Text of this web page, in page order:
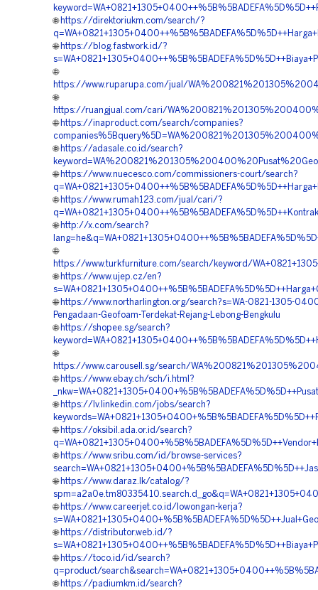
🌐 https://direktoriukm.com/search/?
🌐 https://blog.fastwork.id/?
🌐
https://www.ruparupa.com/jual/
🌐
https://ruangjual.com/cari/
🌐 https://inaproduct.com/search/companies?
🌐 https://adasale.co.id/search?
🌐 https://www.nuecesco.com/commissioners-court/search?
🌐 https://www.rumah123.com/jual/cari/?
🌐 http://x.com/search?
🌐
https://www.turkfurniture.com/search/keyword/
🌐 https://www.ujep.cz/en?
🌐 https://www.northarlington.org/search?s=WA-0821-1305-
Pengadaan-Geofoam-Terdekat-Rejang-Lebong-Bengkulu
🌐 https://shopee.sg/search?
🌐
https://www.carousell.sg/search/
🌐 https://www.ebay.ch/sch/i.html?
🌐 https://lv.linkedin.com/jobs/search?
🌐 https://oksibil.ada.or.id/search?
🌐 https://www.sribu.com/id/browse-services?
🌐 https://www.daraz.lk/catalog/?
🌐 https://www.careerjet.co.id/lowongan-kerja?
🌐 https://distributor.web.id/?
🌐 https://toco.id/id/search?
q=product/
🌐 https://padiumkm.id/search?